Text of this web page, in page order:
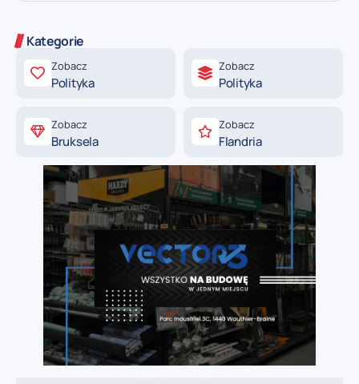
Kategorie
Zobacz
Polityka
Zobacz
Polityka
Zobacz
Bruksela
Zobacz
Flandria